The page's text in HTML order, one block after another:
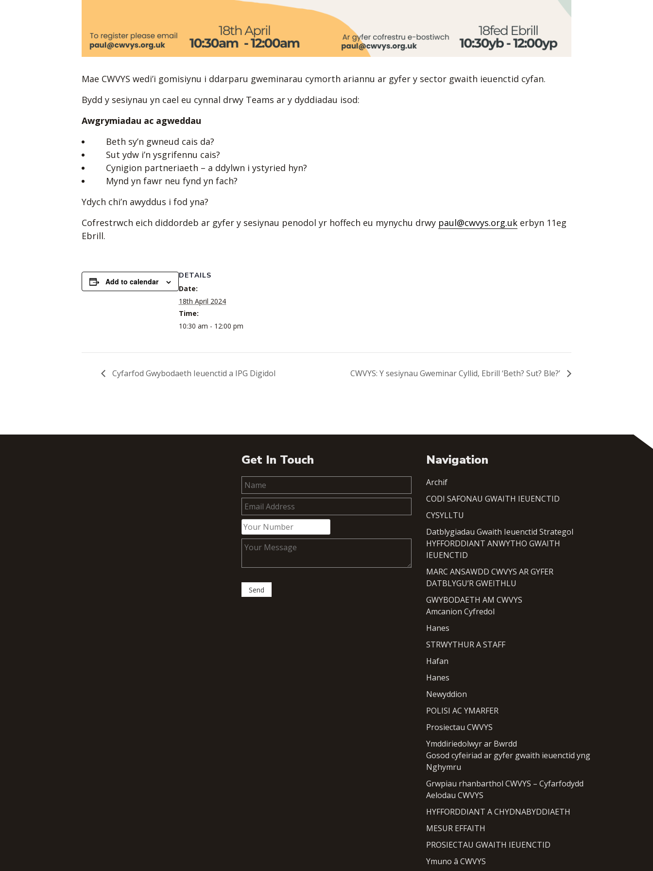
Mae CWVYS wedi’i gomisiynu i ddarparu gweminarau cymorth ariannu ar gyfer y sector gwaith ieuenctid cyfan.
Bydd y sesiynau yn cael eu cynnal drwy Teams ar y dyddiadau isod:
Awgrymiadau ac agweddau
Beth sy’n gwneud cais da?
Sut ydw i’n ysgrifennu cais?
Cynigion partneriaeth – a ddylwn i ystyried hyn?
Mynd yn fawr neu fynd yn fach?
Ydych chi’n awyddus i fod yna?
Cofrestrwch eich diddordeb ar gyfer y sesiynau penodol yr hoffech eu mynychu drwy paul@cwvys.org.uk erbyn 11eg
Ebrill.
Add to calendar
DETAILS
Date:
18th April 2024
Time:
10:30 am - 12:00 pm
Cyfarfod Gwybodaeth Ieuenctid a IPG Digidol CWVYS: Y sesiynau Gweminar Cyllid, Ebrill ‘Beth? Sut? Ble?’
Get In Touch Navigation
Archif
CODI SAFONAU GWAITH IEUENCTID
CYSYLLTU
Datblygiadau Gwaith Ieuenctid Strategol
HYFFORDDIANT ANWYTHO GWAITH
IEUENCTID
MARC ANSAWDD CWVYS AR GYFER
DATBLYGU’R GWEITHLU
GWYBODAETH AM CWVYS
Amcanion Cyfredol
Hanes
STRWYTHUR A STAFF
Hafan
Hanes
Newyddion
POLISI AC YMARFER
Prosiectau CWVYS
Ymddiriedolwyr ar Bwrdd
Gosod cyfeiriad ar gyfer gwaith ieuenctid yng
Nghymru
Grwpiau rhanbarthol CWVYS – Cyfarfodydd
Aelodau CWVYS
HYFFORDDIANT A CHYDNABYDDIAETH
MESUR EFFAITH
PROSIECTAU GWAITH IEUENCTID
Ymuno â CWVYS